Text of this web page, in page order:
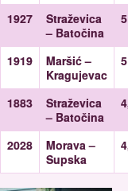
1927
Straževica
– Batočina
5
1919
Maršić –
Kragujevac
5
1883
Straževica
– Batočina
2028
Morava –
Supska